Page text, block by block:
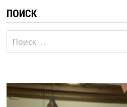
ПОИСК
Найти: